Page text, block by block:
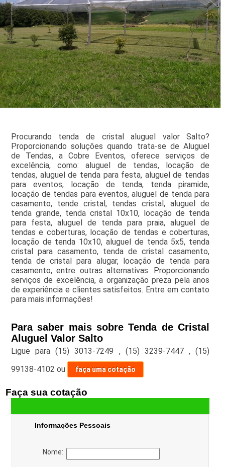
Procurando tenda de cristal aluguel valor Salto?
Proporcionando soluções quando trata-se de Aluguel
de Tendas, a Cobre Eventos, oferece serviços de
excelência, como: aluguel de tendas, locação de
tendas, aluguel de tenda para festa, aluguel de tendas
para eventos, locação de tenda, tenda piramide,
locação de tendas para eventos, aluguel de tenda para
casamento, tende cristal, tendas cristal, aluguel de
tenda grande, tenda cristal 10x10, locação de tenda
para festa, aluguel de tenda para praia, aluguel de
tendas e coberturas, locação de tendas e coberturas,
locação de tenda 10x10, aluguel de tenda 5x5, tenda
cristal para casamento, tenda de cristal casamento,
tenda de cristal para alugar, locação de tenda para
casamento, entre outras alternativas. Proporcionando
serviços de excelência, a organização preza pela anos
de experiência e clientes satisfeitos. Entre em contato
para mais informações!
Para saber mais sobre Tenda de Cristal
Aluguel Valor Salto
Ligue para(15) 3013-7249 , (15) 3239-7447 ,(15)
99138-4102 ou faça uma cotação
Faça sua cotação
Informações Pessoais
Nome: